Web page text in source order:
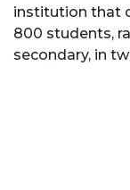
institution that
800 students,
secondary, in